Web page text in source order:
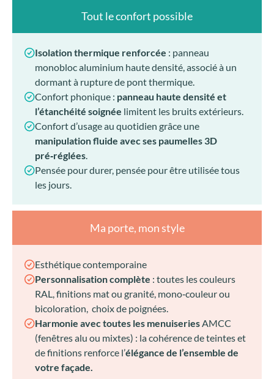
Tout le confort possible
Isolation thermique renforcée : panneau
monobloc aluminium haute densité, associé à un
dormant à rupture de pont thermique.
Confort phonique : panneau haute densité et
l’étanchéité soignée limitent les bruits extérieurs.
Confort d’usage au quotidien grâce une
manipulation fluide avec ses paumelles 3D
pré‑réglées.
Pensée pour durer, pensée pour être utilisée tous
les jours.
Ma porte, mon style
Esthétique contemporaine
Personnalisation complète : toutes les couleurs
RAL, finitions mat ou granité, mono‑couleur ou
bicoloration, choix de poignées.
Harmonie avec toutes les menuiseriesAMCC
(fenêtres alu ou mixtes) : la cohérence de teintes et
de finitions renforce l’élégance de l’ensemble de
votre façade.